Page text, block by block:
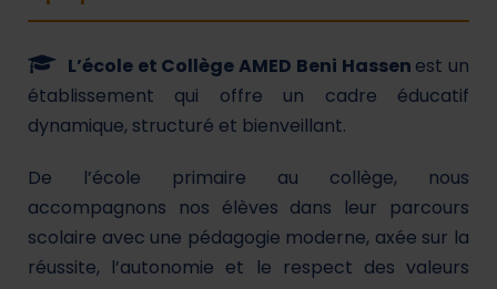
L’école et Collège AMED Beni Hassen est un
établissement qui offre un cadre éducatif
dynamique, structuré et bienveillant.
De l’école primaire au collège, nous
accompagnons nos élèves dans leur parcours
scolaire avec une pédagogie moderne, axée sur la
réussite, l’autonomie et le respect des valeurs